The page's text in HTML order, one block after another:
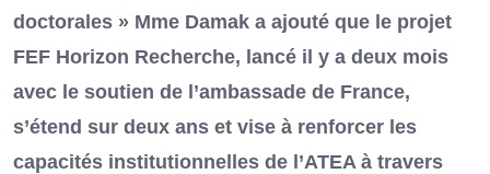
doctorales » Mme Damak a ajouté que le projet
FEF Horizon Recherche, lancé il y a deux mois
avec le soutien de l’ambassade de France,
s’étend sur deux ans et vise à renforcer les
capacités institutionnelles de l’ATEA à travers